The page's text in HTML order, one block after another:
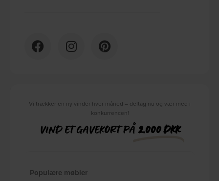
Vi trækker en ny vinder hver måned – deltag nu og vær med i
konkurrencen!
VIND ET GAVEKORT PÅ2.000 DKK
Populære møbler